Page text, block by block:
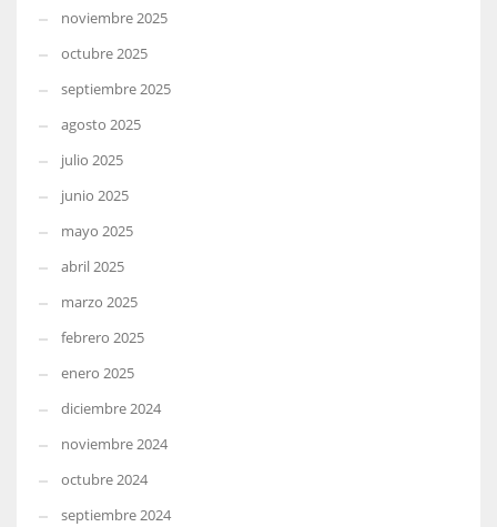
noviembre 2025
octubre 2025
septiembre 2025
agosto 2025
julio 2025
junio 2025
mayo 2025
abril 2025
marzo 2025
febrero 2025
enero 2025
diciembre 2024
noviembre 2024
octubre 2024
septiembre 2024